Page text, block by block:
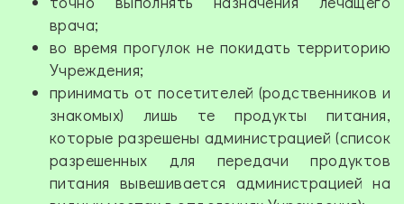
врача;
во время прогулок не покидать территорию
Учреждения;
принимать от посетителей (родственников и
знакомых) лишь те продукты питания,
которые разрешены администрацией (список
разрешенных для передачи продуктов
питания вывешивается администрацией на